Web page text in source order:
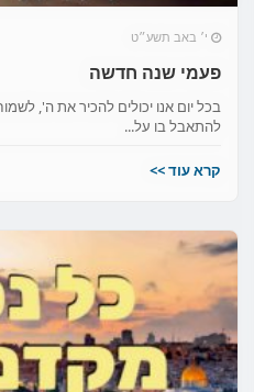
י׳ באב תשע״ט
פעמי שנה חדשה
בכל יום אנו יכולים להכיר את ה',
להתאבל בו על...
קרא עוד >>